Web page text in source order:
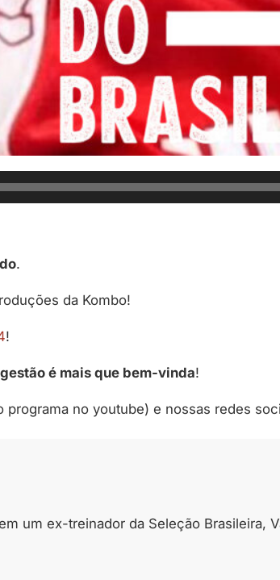
.
da Kombo!
!
é mais que bem-vinda!
no youtube) e nossas redes
um ex-treinador da Seleção